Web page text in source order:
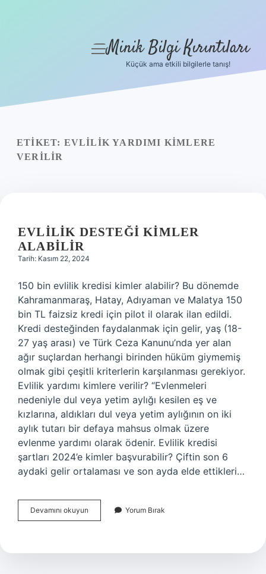
Yasal Uyarı
menüyü
Minik Bilgi Kırıntıları
Küçük ama etkili bilgilerle tanış!
ETIKET: EVLILIK YARDIMI KIMLERE
VERILIR
EVLILIK DESTEĞI KIMLER
ALABILIR
Tarih: Kasım 22, 2024
150 bin evlilik kredisi kimler alabilir? Bu dönemde
Kahramanmaraş, Hatay, Adıyaman ve Malatya 150
bin TL faizsiz kredi için pilot il olarak ilan edildi.
Kredi desteğinden faydalanmak için gelir, yaş (18-
27 yaş arası) ve Türk Ceza Kanunu’nda yer alan
ağır suçlardan herhangi birinden hüküm giymemiş
olmak gibi çeşitli kriterlerin karşılanması gerekiyor.
Evlilik yardımı kimlere verilir? “Evlenmeleri
nedeniyle dul veya yetim aylığı kesilen eş ve
kızlarına, aldıkları dul veya yetim aylığının on iki
aylık tutarı bir defaya mahsus olmak üzere
evlenme yardımı olarak ödenir. Evlilik kredisi
şartları 2024’e kimler başvurabilir? Çiftin son 6
aydaki gelir ortalaması ve son ayda elde ettikleri…
Devamını okuyun
Desteği
Yorum Bırak